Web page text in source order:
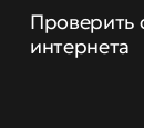
Проверить
интернета